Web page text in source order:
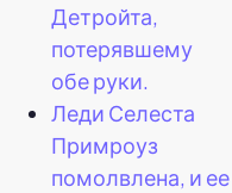
Детройта,
потерявшему
обе руки.
Леди Селеста
Примроуз
помолвлена, и ее